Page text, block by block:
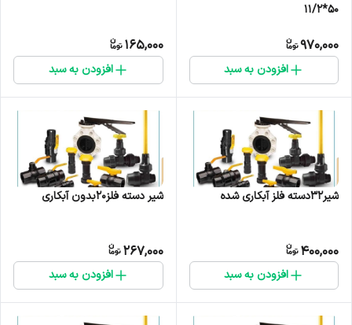
۵۰*۱۱/۲
970,000
افزودن به سبد
165,000
افزودن به سبد
شیر32دسته فلز آبکاری شده
400,000
افزودن به سبد
شیر دسته فلز20بدون آبکاری
267,000
افزودن به سبد